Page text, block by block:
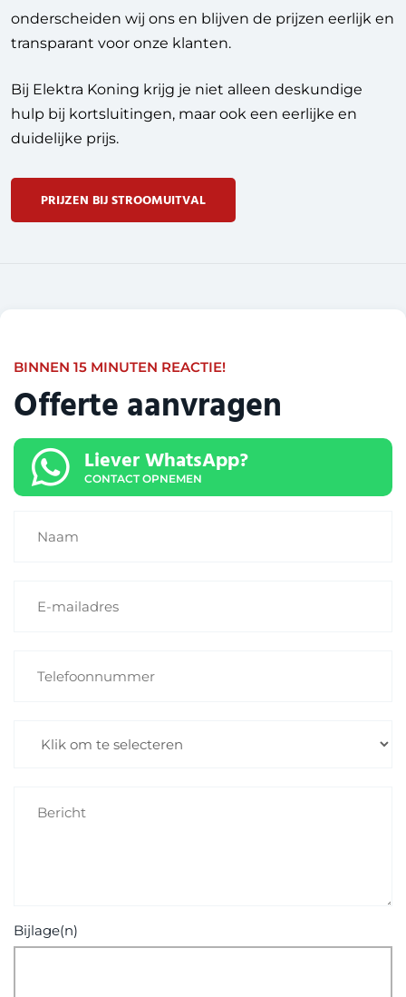
onderscheiden wij ons en blijven de prijzen eerlijk en
transparant voor onze klanten.
Bij Elektra Koning krijg je niet alleen deskundige
hulp bij kortsluitingen, maar ook een eerlijke en
duidelijke prijs.
PRIJZEN BIJ STROOMUITVAL
BINNEN 15 MINUTEN REACTIE!
Offerte aanvragen
Liever WhatsApp?
CONTACT OPNEMEN
Bijlage(n)